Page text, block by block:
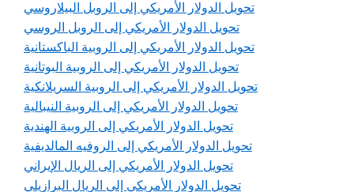
تحويل الدولار الأمريكي إلى الروبل البيلاروسي
تحويل الدولار الأمريكي إلى الروبل الروسي
تحويل الدولار الأمريكي إلى الروبية الباكستانية
تحويل الدولار الأمريكي إلى الروبية البوتانية
تحويل الدولار الأمريكي إلى الروبية السريلانكية
تحويل الدولار الأمريكي إلى الروبية النيبالية
تحويل الدولار الأمريكي إلى الروبية الهندية
تحويل الدولار الأمريكي إلى الروفيه المالديفية
تحويل الدولار الأمريكي إلى الريال الإيراني
تحويل الدولار الأمريكي إلى الريال البرازيلي